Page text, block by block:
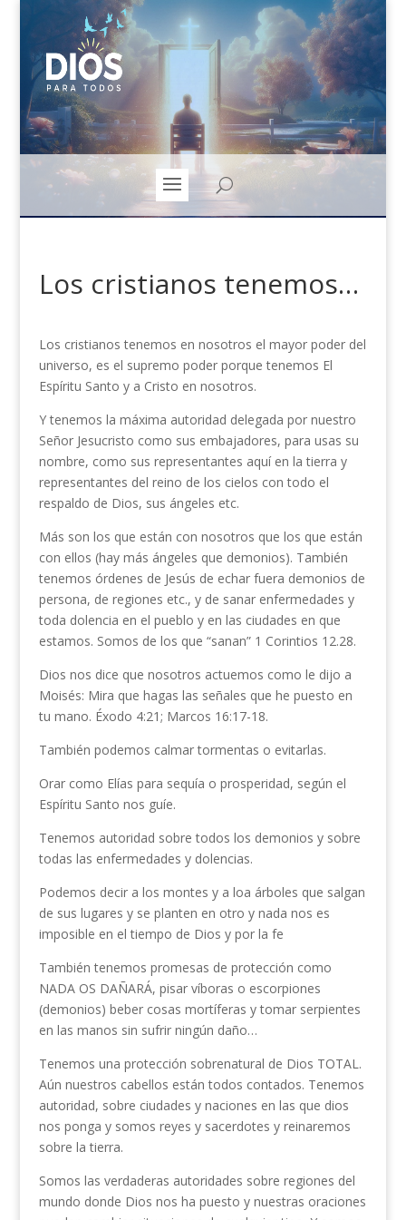
Los cristianos tenemos…
Los cristianos tenemos en nosotros el mayor poder del
universo, es el supremo poder porque tenemos El
Espíritu Santo y a Cristo en nosotros.
Y tenemos la máxima autoridad delegada por nuestro
Señor Jesucristo como sus embajadores, para usas su
nombre, como sus representantes aquí en la tierra y
representantes del reino de los cielos con todo el
respaldo de Dios, sus ángeles etc.
Más son los que están con nosotros que los que están
con ellos (hay más ángeles que demonios). También
tenemos órdenes de Jesús de echar fuera demonios de
persona, de regiones etc., y de sanar enfermedades y
toda dolencia en el pueblo y en las ciudades en que
estamos. Somos de los que “sanan” 1 Corintios 12.28.
Dios nos dice que nosotros actuemos como le dijo a
Moisés: Mira que hagas las señales que he puesto en
tu mano. Éxodo 4:21; Marcos 16:17-18.
También podemos calmar tormentas o evitarlas.
Orar como Elías para sequía o prosperidad, según el
Espíritu Santo nos guíe.
Tenemos autoridad sobre todos los demonios y sobre
todas las enfermedades y dolencias.
Podemos decir a los montes y a loa árboles que salgan
de sus lugares y se planten en otro y nada nos es
imposible en el tiempo de Dios y por la fe
También tenemos promesas de protección como
NADA OS DAÑARÁ, pisar víboras o escorpiones
(demonios) beber cosas mortíferas y tomar serpientes
en las manos sin sufrir ningún daño…
Tenemos una protección sobrenatural de Dios TOTAL.
Aún nuestros cabellos están todos contados. Tenemos
autoridad, sobre ciudades y naciones en las que dios
nos ponga y somos reyes y sacerdotes y reinaremos
sobre la tierra.
Somos las verdaderas autoridades sobre regiones del
mundo donde Dios nos ha puesto y nuestras oraciones